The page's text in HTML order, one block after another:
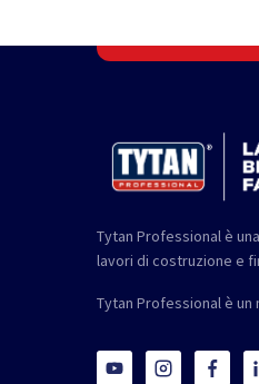
Tytan Professional è
lavori di costruzione e
Tytan Professional è un